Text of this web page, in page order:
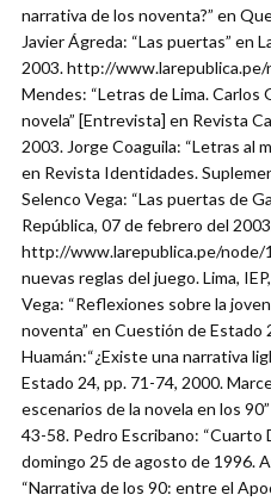
narrativa de los noventa?” en
Javier Ágreda: “Las puertas” en
2003. http://www.larepublica.pe/
Mendes: “Letras de Lima. Carlos
novela” [Entrevista] en Revista
2003. Jorge Coaguila: “Letras al
en Revista Identidades.
Selenco Vega: “Las puertas de
República, 07 de febrero del
http://www.larepublica.pe/node/
nuevas reglas del juego. Lima,
Vega: “Reflexiones sobre la
noventa” en Cuestión de Estado
Huamán:“¿Existe una narrativa
Estado 24, pp. 71-74, 2000.
escenarios de la novela en los
43-58. Pedro Escribano: “Cuarto
domingo 25 de agosto de 1996.
“Narrativa de los 90: entre el